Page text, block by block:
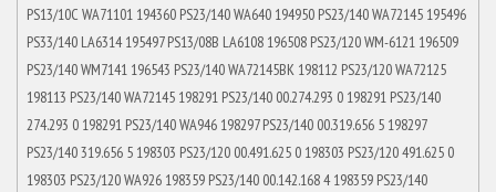
PS13/10C WA71101 194360 PS23/140 WA640 194950 PS23/140 WA72145 195496
PS33/140 LA6314 195497 PS13/08B LA6108 196508 PS23/120 WM-6121 196509
PS23/140 WM7141 196543 PS23/140 WA72145BK 198112 PS23/120 WA72125
198113 PS23/140 WA72145 198291 PS23/140 00.274.293 0 198291 PS23/140
274.293 0 198291 PS23/140 WA946 198297 PS23/140 00.319.656 5 198297
PS23/140 319.656 5 198303 PS23/120 00.491.625 0 198303 PS23/120 491.625 0
198303 PS23/120 WA926 198359 PS23/140 00.142.168 4 198359 PS23/140